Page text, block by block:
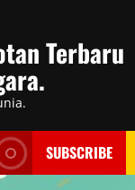
Terbaru
SUBSCRIBE